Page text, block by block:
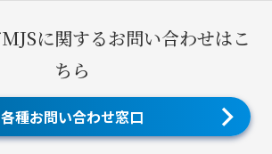
に関するお問い合わせはこ
ちら
各種お問い合わせ窓口